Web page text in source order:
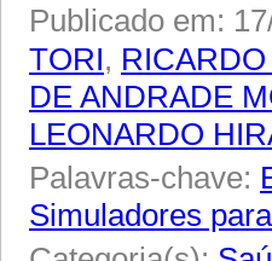
Publicado em:
TORI,
DE ANDRADE
LEONARDO
Palavras-chave:
Simuladores